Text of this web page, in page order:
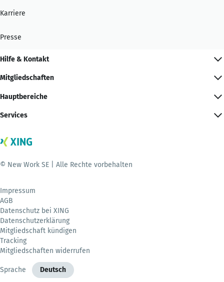
Karriere
Presse
Hilfe & Kontakt
Mitgliedschaften
Hauptbereiche
Services
© New Work SE | Alle Rechte vorbehalten
Impressum
AGB
Datenschutz bei XING
Datenschutzerklärung
Mitgliedschaft kündigen
Tracking
Mitgliedschaften widerrufen
Sprache Deutsch